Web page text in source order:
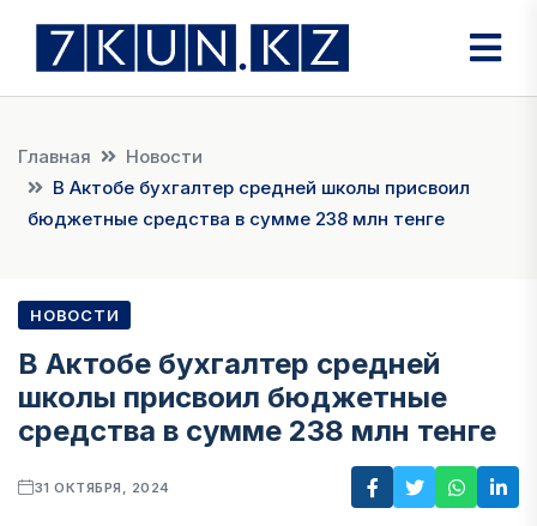
Главная
Новости
В Актобе бухгалтер средней школы присвоил
бюджетные средства в сумме 238 млн тенге
НОВОСТИ
В Актобе бухгалтер средней
школы присвоил бюджетные
средства в сумме 238 млн тенге
31 ОКТЯБРЯ, 2024